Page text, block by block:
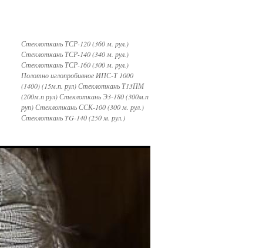
Стеклоткань ТСР-120 (360 м. рул.)
Стеклоткань ТСР-140 (340 м. рул.)
Стеклоткань ТСР-160 (300 м. рул.)
Полотно иглопробивное ИПС-Т 1000
(1400) (15м.п. рул) Стеклоткань Т13ПМ
(200м.п рул) Стеклоткань Э3-180 (300м.п
руп) Стеклоткань ССК-100 (300 м. рул.)
Стеклоткань TG-140 (250 м. рул.)